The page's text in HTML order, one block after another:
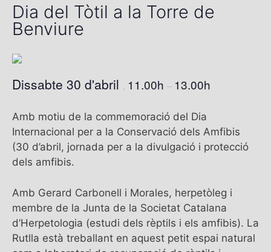
Dia del Tòtil a la Torre de
Benviure
Dissabte 30 d'abril 11.00h – 13.00h
Amb motiu de la commemoració del Dia
Internacional per a la Conservació dels Amfibis
(30 d’abril, jornada per a la divulgació i protecció
dels amfibis.
Amb Gerard Carbonell i Morales, herpetòleg i
membre de la Junta de la Societat Catalana
d’Herpetologia (estudi dels rèptils i els amfibis). La
Rutlla està treballant en aquest petit espai natural